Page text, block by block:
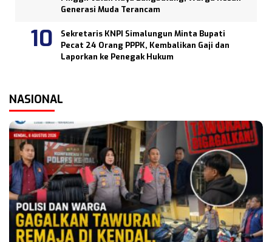
Generasi Muda Terancam
Sekretaris KNPI Simalungun Minta Bupati
Pecat 24 Orang PPPK, Kembalikan Gaji dan
Laporkan ke Penegak Hukum
NASIONAL